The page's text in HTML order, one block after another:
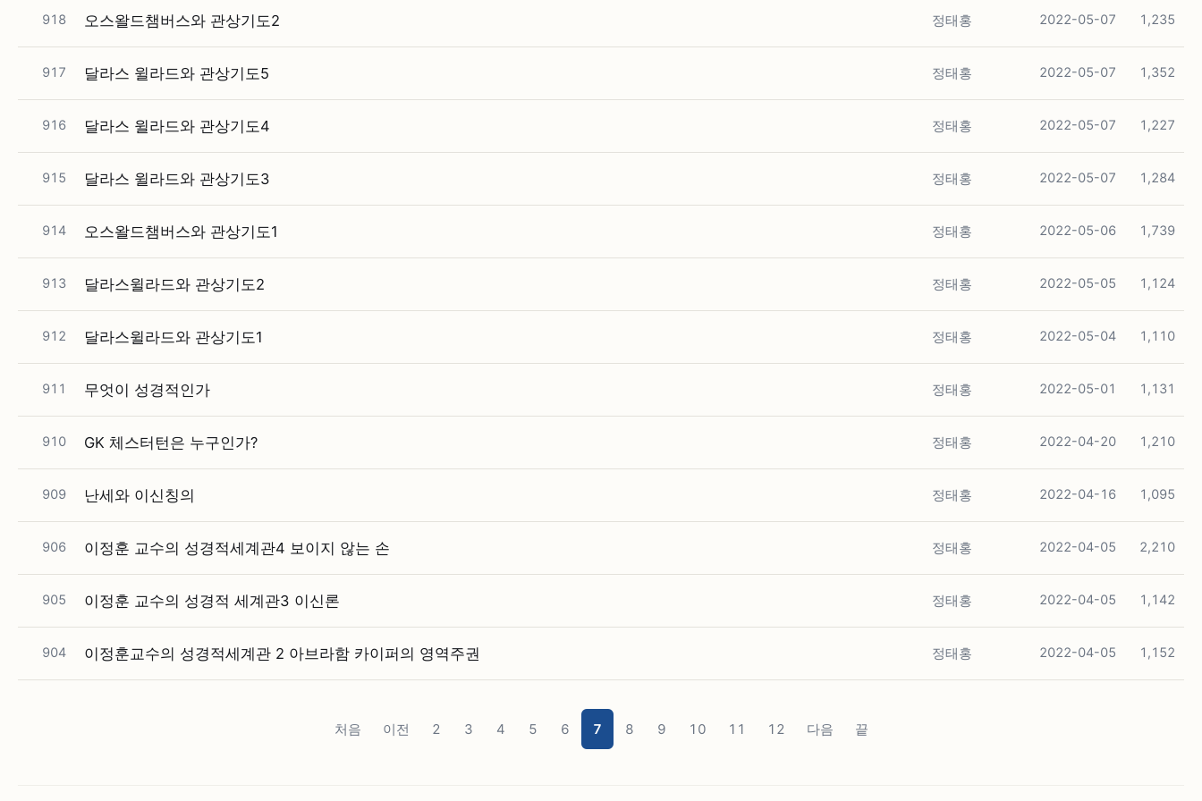
918 오스왈드챔버스와 관상기도2 정태홍 2022-05-07 1,235
917 달라스 윌라드와 관상기도5 정태홍 2022-05-07 1,352
916 달라스 윌라드와 관상기도4 정태홍 2022-05-07 1,227
915 달라스 윌라드와 관상기도3 정태홍 2022-05-07 1,284
914 오스왈드챔버스와 관상기도1 정태홍 2022-05-06 1,739
913 달라스윌라드와 관상기도2 정태홍 2022-05-05 1,124
912 달라스윌라드와 관상기도1 정태홍 2022-05-04 1,110
911 무엇이 성경적인가 정태홍 2022-05-01 1,131
910 GK 체스터턴은 누구인가? 정태홍 2022-04-20 1,210
909 난세와 이신칭의 정태홍 2022-04-16 1,095
906 이정훈 교수의 성경적세계관4 보이지 않는 손 정태홍 2022-04-05 2,210
905 이정훈 교수의 성경적 세계관3 이신론 정태홍 2022-04-05 1,142
904 이정훈교수의 성경적세계관 2 아브라함 카이퍼의 영역주권 정태홍 2022-04-05 1,152
처음 이전 2 3 4 5 6 7 8 9 10 11 12 다음 끝